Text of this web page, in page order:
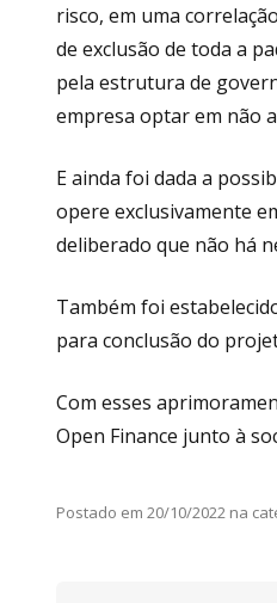
risco, em uma
de exclusão de toda a
pela estrutura de
empresa optar em não
E ainda foi dada a
opere exclusivamente
deliberado que não há
Também foi
para conclusão do
Com esses
Open Finance junto à
Postado em 20/10/2022 na